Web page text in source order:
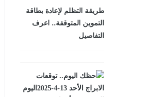
طريقة التظلم لإعادة بطاقة
التموين المتوقفة.. اعرف
التفاصيل